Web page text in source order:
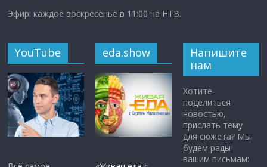
Эфир: каждое воскресенье в 11:00 на НТВ.
YouTube eda.show
Напишите
нам
Хотите
поделиться
новостью,
прислать тему
для сюжета? Мы
будем рады
вашим письмам: